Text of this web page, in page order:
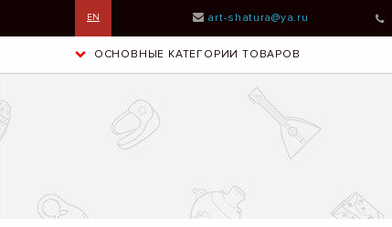
EN art-shatura@ya.ru
ОСНОВНЫЕ КАТЕГОРИИ ТОВАРОВ